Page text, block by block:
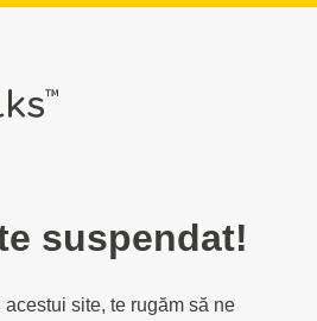
suspendat!
site, te rugăm să ne